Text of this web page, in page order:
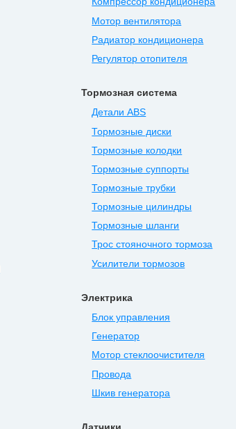
Мотор вентилятора
Радиатор кондиционера
Регулятор отопителя
Тормозная система
Детали ABS
Тормозные диски
Тормозные колодки
Тормозные суппорты
Тормозные трубки
Тормозные цилиндры
Тормозные шланги
Трос стояночного тормоза
Усилители тормозов
Электрика
Блок управления
Генератор
Мотор стеклоочистителя
Провода
Шкив генератора